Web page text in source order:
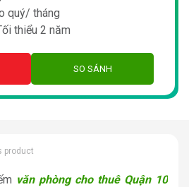
quý/ tháng
thiểu 2 năm
SO SÁNH
product
văn phòng cho thuê Quận 10